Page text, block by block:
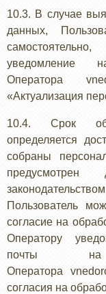
10.3. В случае
данных,
уведомление
Оператора
«Актуализация
10.4. Срок
определяется
собраны
Пользователь
согласие на
Оператору
почты на
Оператора
согласия на